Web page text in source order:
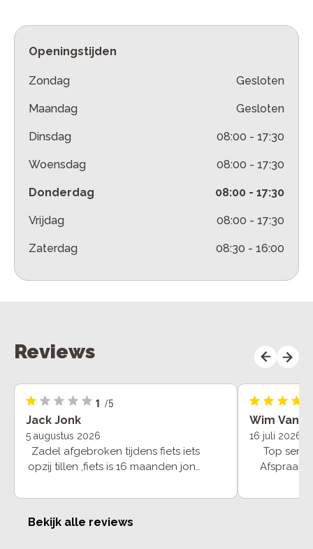
Openingstijden
Zondag Gesloten
Maandag Gesloten
Dinsdag 08:00 - 17:30
Woensdag 08:00 - 17:30
Donderdag 08:00 - 17:30
Vrijdag 08:00 - 17:30
Zaterdag 08:30 - 16:00
Reviews
1 /5
Jack Jonk
5 augustus 2026
Zadel afgebroken tijdens fiets iets
opzij tillen ,fiets is 16 maanden jong
onder garantie .beetje raar ,er zit
tillen (20 kilo),je mag er wel op
Wim Van
16 juli 2026
Top
Afspraak
wiel, ze
Bekijk alle reviews